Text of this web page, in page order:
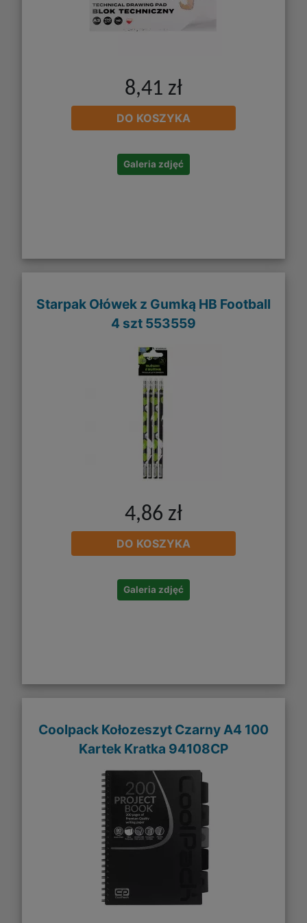
8,41 zł
DO KOSZYKA
Galeria zdjęć
Starpak Ołówek z Gumką HB Football
4 szt 553559
4,86 zł
DO KOSZYKA
Galeria zdjęć
Coolpack Kołozeszyt Czarny A4 100
Kartek Kratka 94108CP